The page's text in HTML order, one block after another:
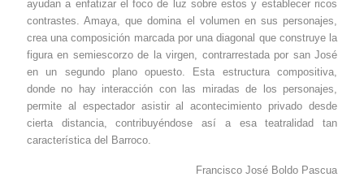
ayudan a enfatizar el foco de luz sobre estos y establecer ricos
contrastes. Amaya, que domina el volumen en sus personajes,
crea una composición marcada por una diagonal que construye la
figura en semiescorzo de la virgen, contrarrestada por san José
en un segundo plano opuesto. Esta estructura compositiva,
donde no hay interacción con las miradas de los personajes,
permite al espectador asistir al acontecimiento privado desde
cierta distancia, contribuyéndose así a esa teatralidad tan
característica del Barroco.
Francisco José Boldo Pascua